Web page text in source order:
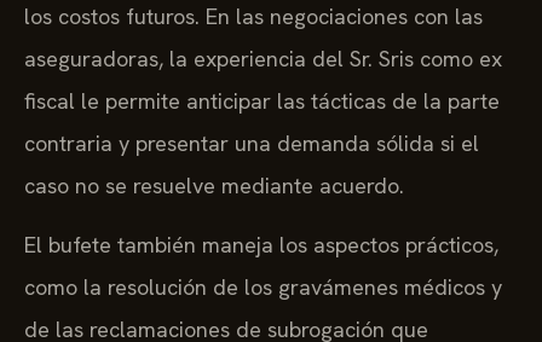
los costos futuros. En las negociaciones con las
aseguradoras, la experiencia del Sr. Sris como ex
fiscal le permite anticipar las tácticas de la parte
contraria y presentar una demanda sólida si el
caso no se resuelve mediante acuerdo.
El bufete también maneja los aspectos prácticos,
como la resolución de los gravámenes médicos y
de las reclamaciones de subrogación que